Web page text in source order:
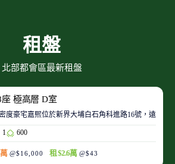
租盤
北部都會區最新租盤
座 極高層 D室
度豪宅嘉熙位於新界大埔白石角科進路16號，遠離
1 600
@$16,000 租 $2.6萬 @$43